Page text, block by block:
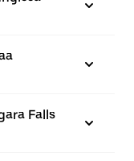
Falls